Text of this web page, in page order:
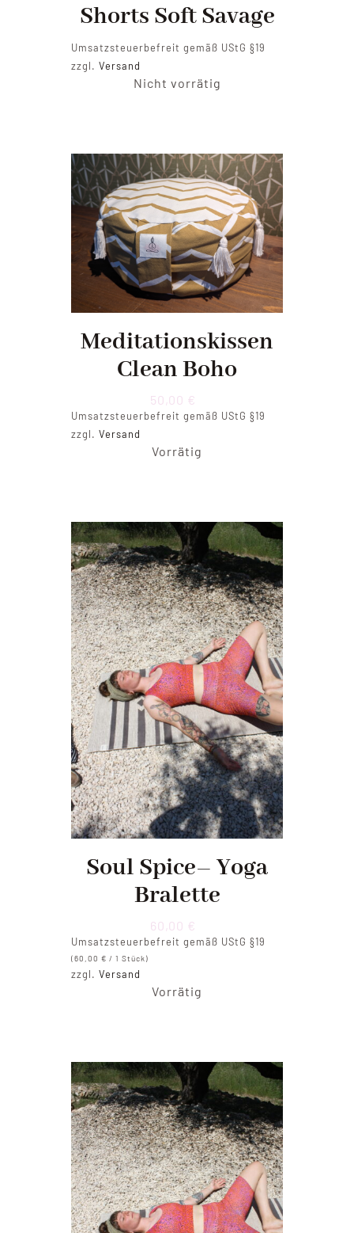
Shorts Soft Savage
Umsatzsteuerbefreit gemäß UStG §19
zzgl.Versand
Nicht vorrätig
Meditationskissen
Clean Boho
50,00 €
Umsatzsteuerbefreit gemäß UStG §19
zzgl.Versand
Vorrätig
Soul Spice– Yoga
Bralette
60,00 €
Umsatzsteuerbefreit gemäß UStG §19
(60,00€ / 1 Stück)
zzgl.Versand
Vorrätig